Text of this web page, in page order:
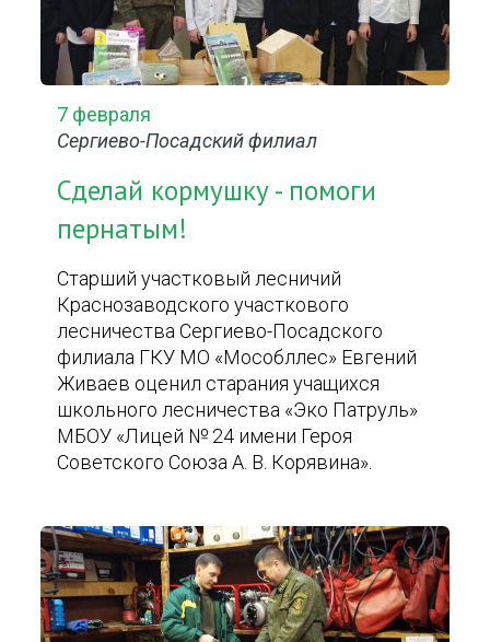
7 февраля
Сергиево-Посадский филиал
Сделай кормушку - помоги
пернатым!
Старший участковый лесничий
Краснозаводского участкового
лесничества Сергиево-Посадского
филиала ГКУ МО «Мособллес» Евгений
Живаев оценил старания учащихся
школьного лесничества «Эко Патруль»
МБОУ «Лицей № 24 имени Героя
Советского Союза А. В. Корявина».